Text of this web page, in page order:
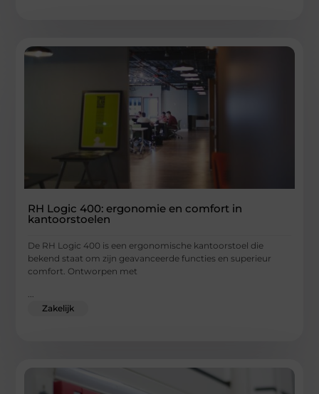
RH Logic 400: ergonomie en comfort in
kantoorstoelen
De RH Logic 400 is een ergonomische kantoorstoel die
bekend staat om zijn geavanceerde functies en superieur
comfort. Ontworpen met
...
Zakelijk